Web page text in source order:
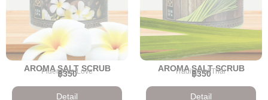
AROMA SALT SCRUB
Pluemeria Love
฿350
Detail
AROMA SALT SCRUB
Traditional Thai
฿350
Detail